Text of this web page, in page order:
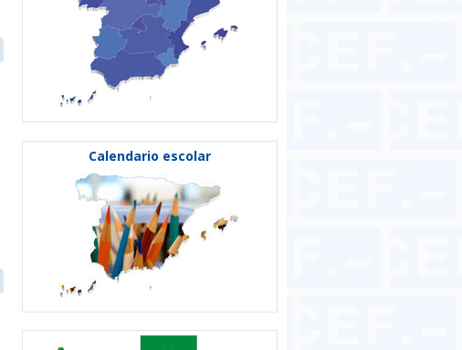
Calendario escolar